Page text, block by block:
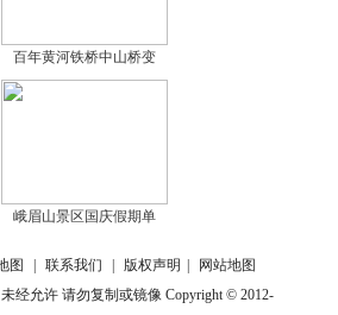
百年黄河铁桥中山桥变
峨眉山景区国庆假期单
图 联系我们 版权声明
网站地图
经允许 请勿复制或镜像 Copyright © 2012-